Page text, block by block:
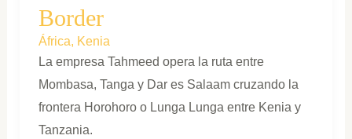
Border
África, Kenia
La empresa Tahmeed opera la ruta entre
Mombasa, Tanga y Dar es Salaam cruzando la
frontera Horohoro o Lunga Lunga entre Kenia y
Tanzania.